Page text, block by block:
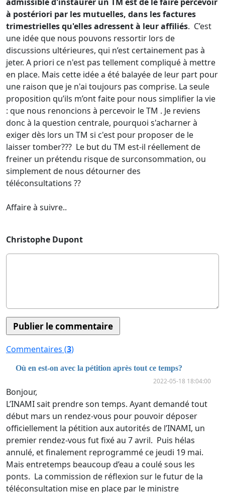
à postériori par les mutuelles, dans les factures
trimestrielles qu'elles adressent à leur affiliés. C’est
une idée que nous pouvons ressortir lors de
discussions ultérieures, qui n’est certainement pas à
jeter. A priori ce n'est pas tellement compliqué à mettre
en place. Mais cette idée a été balayée de leur part pour
une raison que je n'ai toujours pas comprise. La seule
proposition qu’ils m’ont faite pour nous simplifier la vie
: que nous renoncions à percevoir le TM . Je reviens
donc à la question centrale, pourquoi s'acharner à
exiger dès lors un TM si c'est pour proposer de le
laisser tomber??? Le but du TM est-il réellement de
freiner un prétendu risque de surconsommation, ou
simplement de nous détourner des
téléconsultations ??
Affaire à suivre..
Christophe Dupont
Commentaires (3)
Où en est-on avec la pétition après tout ce temps?
2022-05-18 18:04:00
Bonjour,
L’INAMI sait prendre son temps. Ayant demandé tout
début mars un rendez-vous pour pouvoir déposer
officiellement la pétition aux autorités de l’INAMI, un
premier rendez-vous fut fixé au 7 avril. Puis hélas
annulé, et finalement reprogrammé ce jeudi 19 mai.
Mais entretemps beaucoup d’eau a coulé sous les
ponts. La commission de réflexion sur le futur de la
téléconsultation mise en place par le ministre